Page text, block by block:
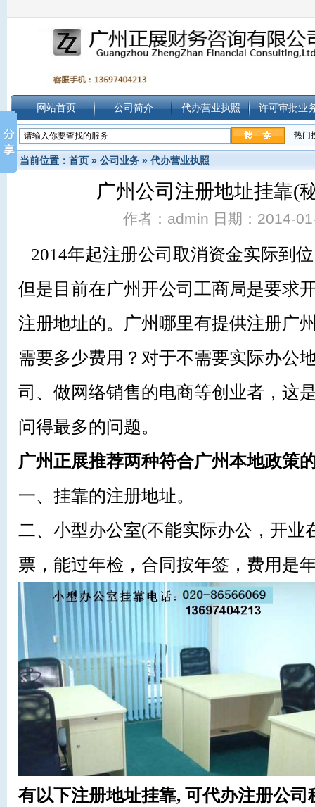
网站首页 公司简介 代办营业执照 许可审批业
热门
当前位置： 首页 » 公司业务 » 代办营业执照
广州公司注册地址挂靠(
作者：admin 日期：2014-
2014年起注册公司取消资金实际到
但是目前在广州开公司工商局是要求
注册地址的。 广州哪里有提供注册广
需要多少费用？对于不需要实际办公
司、做网络销售的电商等创业者，这
问得最多的问题。
广州正展推荐两种符合广州本地政策
一、挂靠的注册地址。
二、小型办公室(不能实际办公，开业
票，能过年检，合同按年签，费用是
有以下注册地址挂靠, 可代办注册公